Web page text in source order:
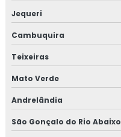
Jequeri
Cambuquira
Teixeiras
Mato Verde
Andrelândia
São Gonçalo do Rio Abaixo